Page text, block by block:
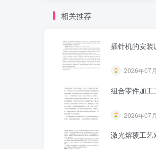
相关推荐
插针机的安装
2026年07
组合零件加
2026年07
激光熔覆工